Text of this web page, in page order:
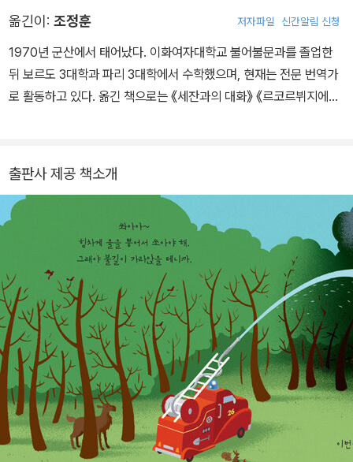
씨의 앵무새》를 시작으로 《안녕하세요, 윌로 아저씨!》, 《해변의 윌로
씨》, 《윌로 씨의 도미노》 등을 출간했다. 2020년 《안녕하세요, 윌로
아저씨!》로 볼로냐 라가치상 시네마 특별상을 수상했다. https://w
ww.davidmerveille.com
옮긴이: 조정훈 저자파일 신간알림 신청
1970년 군산에서 태어났다. 이화여자대학교 불어불문과를 졸업한
뒤 보르도 3대학과 파리 3대학에서 수학했으며, 현재는 전문 번역가
로 활동하고 있다. 옮긴 책으로는 《세잔과의 대화》 《르코르뷔지에의
는 칼럼을 연재하기도 했다.
출판사 제공 책소개